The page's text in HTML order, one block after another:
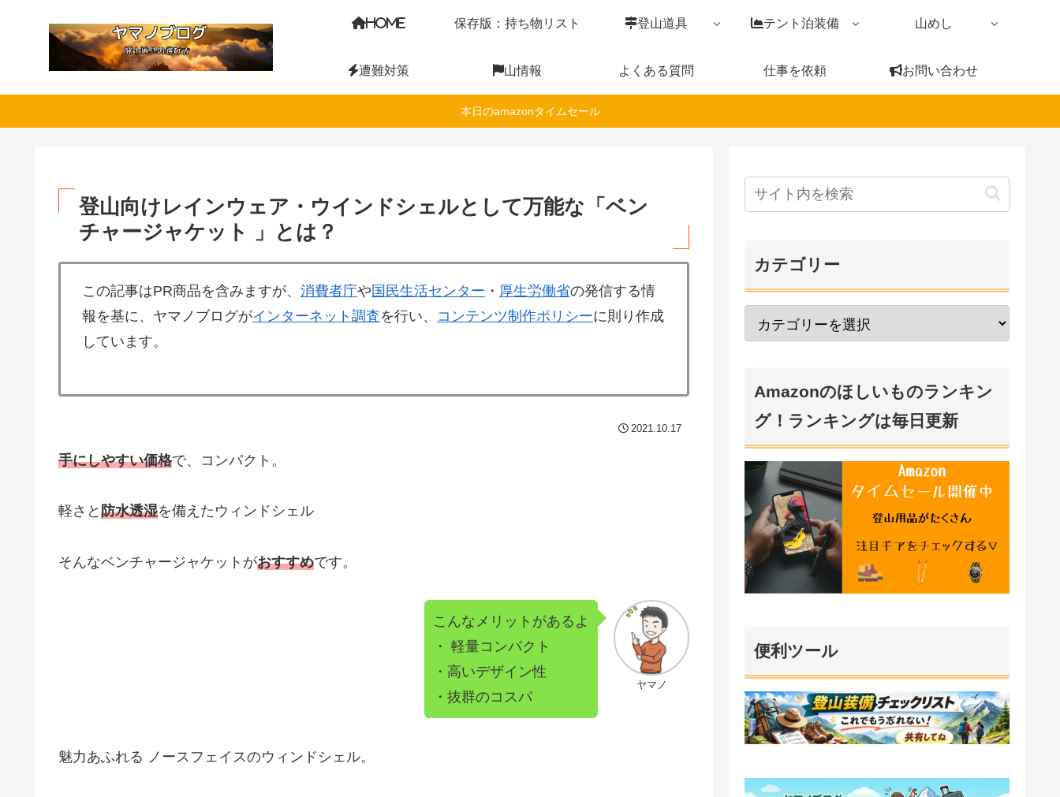
HOME 保存版：持ち物リスト 登山道具 テント泊装備 山めし
遭難対策 山情報 よくある質問 仕事を依頼 お問い合わせ
本日のamazonタイムセール
登山向けレインウェア・ウインドシェルとして万能な「ベン
チャージャケット 」とは？
この記事はPR商品を含みますが、 消費者庁や 国民生活センター ・ 厚生労働省の発信する情
報を基に、ヤマノブログがインターネット調査を行い、 コンテンツ制作ポリシーに則り作成
しています。
2021.10.17
手にしやすい価格で、コンパクト。
軽さと 防水透湿を備えたウィンドシェル
そんなベンチャージャケットがおすすめです。
ヤマノ
こんなメリットがあるよ
・ 軽量コンパクト
・高いデザイン性
・抜群のコスパ
魅力あふれる ノースフェイスのウィンドシェル。
カテゴリー
Amazonのほしいものランキン
グ！ランキングは毎日更新
便利ツール